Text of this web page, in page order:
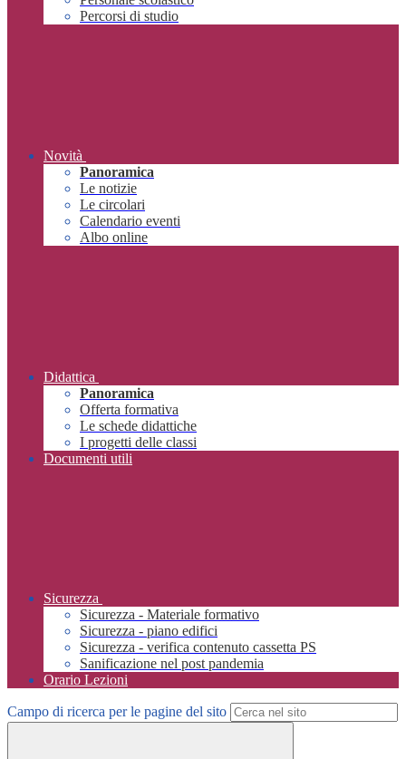
Percorsi di studio
Novità
Panoramica
Le notizie
Le circolari
Calendario eventi
Albo online
Didattica
Panoramica
Offerta formativa
Le schede didattiche
I progetti delle classi
Documenti utili
Sicurezza
Sicurezza - Materiale formativo
Sicurezza - piano edifici
Sicurezza - verifica contenuto cassetta PS
Sanificazione nel post pandemia
Orario Lezioni
Campo di ricerca per le pagine del sito